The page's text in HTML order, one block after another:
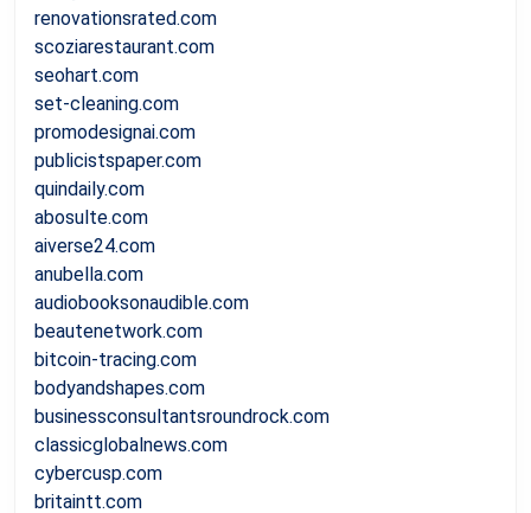
renovationsrated.com
scoziarestaurant.com
seohart.com
set-cleaning.com
promodesignai.com
publicistspaper.com
quindaily.com
abosulte.com
aiverse24.com
anubella.com
audiobooksonaudible.com
beautenetwork.com
bitcoin-tracing.com
bodyandshapes.com
businessconsultantsroundrock.com
classicglobalnews.com
cybercusp.com
britaintt.com